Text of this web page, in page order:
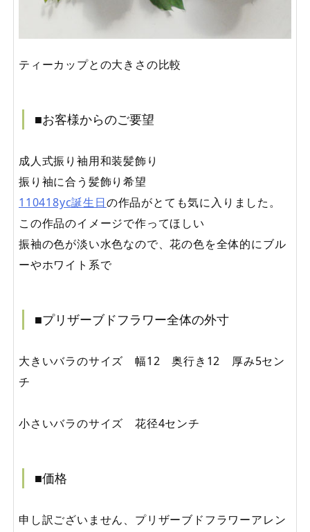
ティーカップとの大きさの比較
■お客様からのご要望
成人式振り袖用和装髪飾り
振り袖に合う髪飾り希望
110418yc誕生日の作品がとても気に入りました。
この作品のイメージで作ってほしい
振袖の色が淡い水色なので、花の色を全体的にブル
ーやホワイト系で
■プリザーブドフラワー全体の外寸
大きいバラのサイズ 幅12 奥行き12 厚み5セン
チ
小さいバラのサイズ 花径4センチ
■価格
申し訳ございません、プリザーブドフラワーアレン